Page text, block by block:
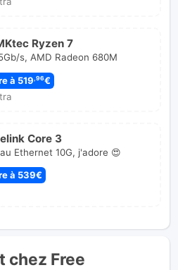
Ryzen 7
s, AMD Radeon 680M
à 519,96€
Core 3
Ethernet 10G, j'adore 😍
à 539€
chez Free